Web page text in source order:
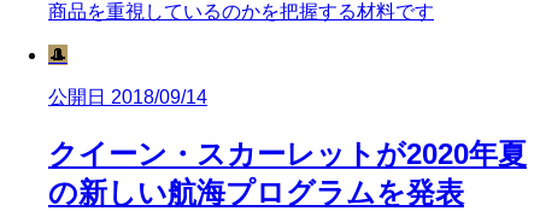
商品を重視しているのかを把握する材料です
🎩
公開日 2018/09/14
クイーン・スカーレットが2020年夏
の新しい航海プログラムを発表